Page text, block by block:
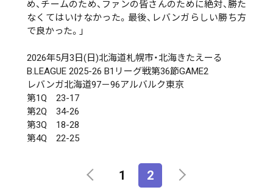
め、チームのため、ファンの皆さんのために絶対、勝た
なくてはいけなかった。最後、レバンガらしい勝ち方
で良かった。」
2026年5月3日(日)北海道札幌市・北海きたえーる
B.LEAGUE 2025-26 B1リーグ戦第36節GAME2
レバンガ北海道97－96アルバルク東京
第1Q 23-17
第2Q 34-26
第3Q 18-28
第4Q 22-25
1 2